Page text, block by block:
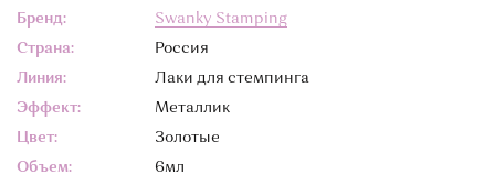
Бренд:
Swanky Stamping
Страна:
Россия
Линия:
Лаки для стемпинга
Эффект:
Металлик
Цвет:
Золотые
Объем:
6мл